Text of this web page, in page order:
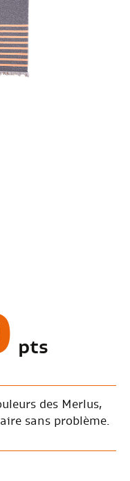
pts
des Merlus,
sans problème.